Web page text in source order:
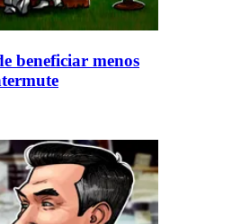
beneficiar menos